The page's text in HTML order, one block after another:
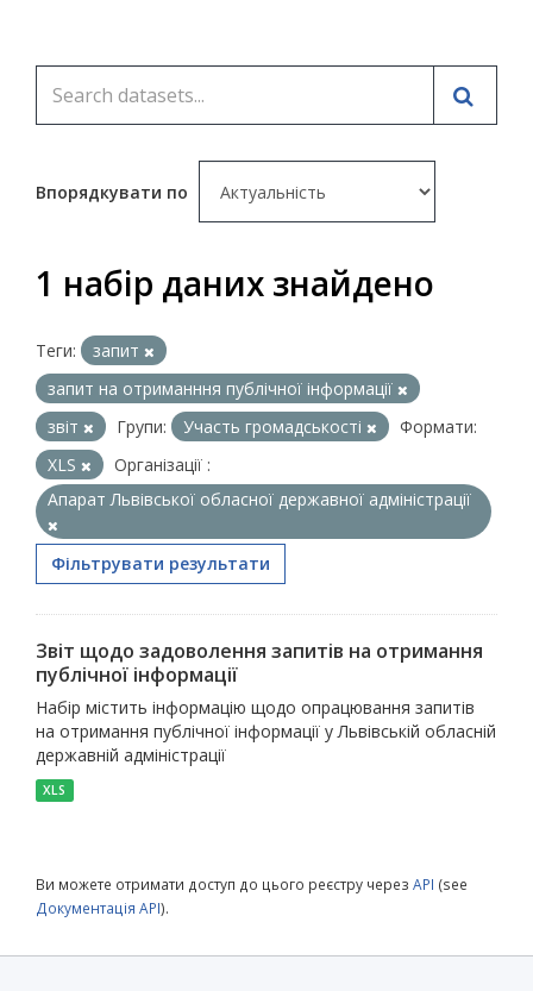
Впорядкувати по
1 набір даних знайдено
Теги:
запит
запит на отриманння публічної інформації
звіт
Групи: Участь громадськості
Формати:
XLS
Організації :
Апарат Львівської обласної державної адміністрації
Фільтрувати результати
Звіт щодо задоволення запитів на отримання
публічної інформації
Набір містить інформацію щодо опрацювання запитів
на отримання публічної інформації у Львівській обласній
державній адміністрації
XLS
Ви можете отримати доступ до цього реєстру через API (see
Документація API).